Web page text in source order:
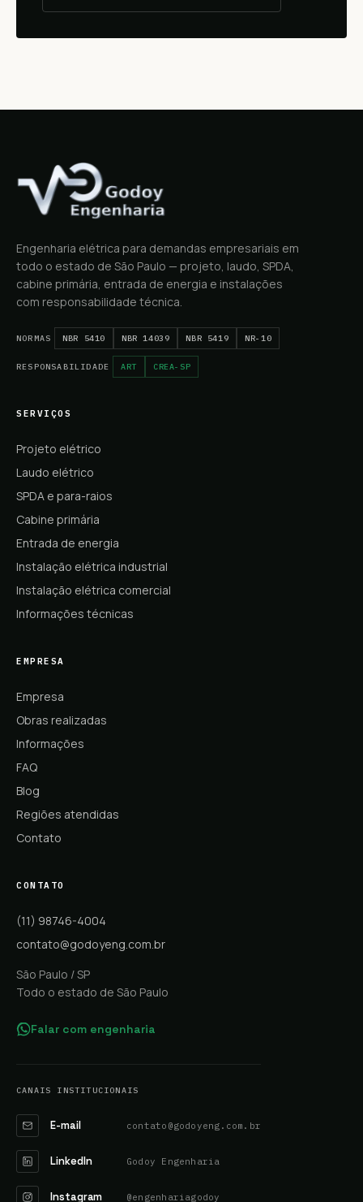
Engenharia elétrica para demandas empresariais em
todo o estado de São Paulo — projeto, laudo, SPDA,
cabine primária, entrada de energia e instalações
com responsabilidade técnica.
NORMAS NBR 5410 NBR 14039 NBR 5419 NR-10
RESPONSABILIDADE ART CREA-SP
SERVIÇOS
Projeto elétrico
Laudo elétrico
SPDA e para-raios
Cabine primária
Entrada de energia
Instalação elétrica industrial
Instalação elétrica comercial
Informações técnicas
EMPRESA
Empresa
Obras realizadas
Informações
FAQ
Blog
Regiões atendidas
Contato
CONTATO
(11) 98746-4004
contato@godoyeng.com.br
São Paulo / SP
Todo o estado de São Paulo
Falar com engenharia
CANAIS INSTITUCIONAIS
E-mail contato@godoyeng.com.br
LinkedIn Godoy Engenharia
Instagram @engenhariagodoy